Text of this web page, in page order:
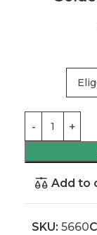
Add to
SKU: 5660